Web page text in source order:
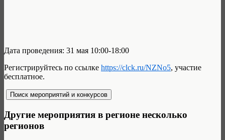
Дата проведения: 31 мая 10:00-18:00
Регистрируйтесь по ссылке https://clck.ru/NZNo5, участие
бесплатное.
Другие мероприятия в регионе несколько
регионов